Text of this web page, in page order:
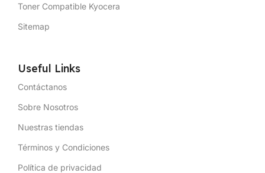
Toner Compatible Kyocera
Sitemap
Useful Links
Contáctanos
Sobre Nosotros
Nuestras tiendas
Términos y Condiciones
Política de privacidad